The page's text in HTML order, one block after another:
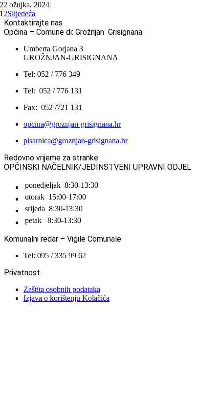
22 ožujka, 2024|
1 2Slijedeća
Kontaktirajte nas
Općina – Comune di: Grožnjan Grisignana
Umberta Gorjana 3
GROŽNJAN-GRISIGNANA
Tel: 052 / 776 349
Tel: 052 / 776 131
Fax: 052 /721 131
opcina@groznjan-grisignana.hr
pisarnica@groznjan-grisignana.hr
Redovno vrijeme za stranke
OPĆINSKI NAČELNIK/JEDINSTVENI UPRAVNI ODJEL
ponedjeljak 8:30-13:30
utorak 15:00-17:00
srijeda 8:30-13:30
petak
8:30-13:30
Komunalni redar – Vigile Comunale
Tel: 095 / 335 99 62
Privatnost
Zaštita osobnih podataka
Izjava o korištenju Kolačića